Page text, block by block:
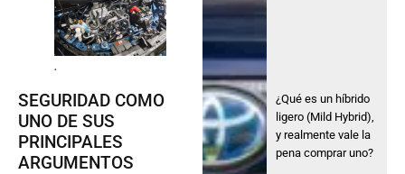
.
SEGURIDAD COMO
UNO DE SUS
PRINCIPALES
ARGUMENTOS
¿Qué es un híbrido
ligero (Mild Hybrid),
y realmente vale la
pena comprar uno?